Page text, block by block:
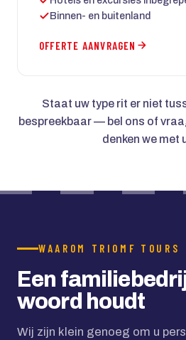
Binnen- en buitenland
OFFERTE AANVRAGEN
Staat uw type rit er niet
bespreekbaar — bel ons of
denken we met
WAAROM TRIOMF TOURS
Een
woord houdt
Wij zijn klein genoeg om u